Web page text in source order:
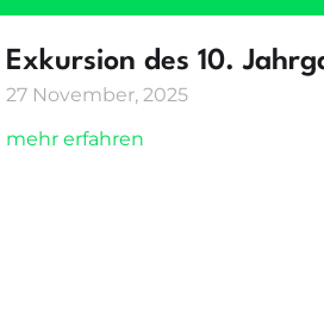
Exkursion des 10.
27 November, 2025
mehr erfahren